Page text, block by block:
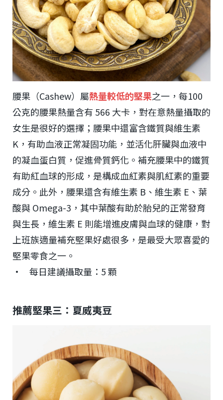
腰果（Cashew）屬熱量較低的堅果之一，每100
公克的腰果熱量含有 566 大卡，對在意熱量攝取的
女生是很好的選擇；腰果中還富含鐵質與維生素
K，有助血液正常凝固功能，並活化肝臟與血液中
的凝血蛋白質，促進骨質鈣化。補充腰果中的鐵質
有助紅血球的形成，是構成血紅素與肌紅素的重要
成分。此外，腰果還含有維生素 B、維生素 E、葉
酸與 Omega-3，其中葉酸有助於胎兒的正常發育
與生長，維生素 E 則能增進皮膚與血球的健康，對
上班族適量補充堅果好處很多，是最受大眾喜愛的
堅果零食之一。
• 每日建議攝取量：5 顆
推薦堅果三：夏威夷豆